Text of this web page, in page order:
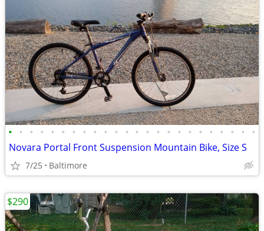
• • • • • • • • • • • • • • • • • • • • • • • •
Novara Portal Front Suspension Mountain Bike, Size S
7/25 Baltimore
$290